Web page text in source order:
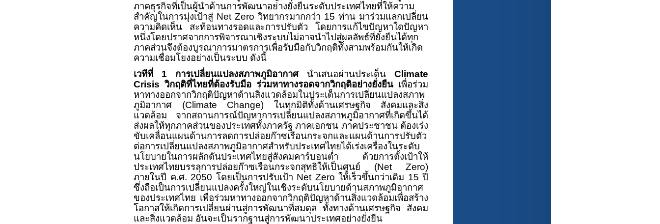
ภาคธุรกิจที่เป็นผู้นำด้านการพัฒนาอย่างยั่งยืนระดับประเทศไทยที่ให้ความ
สำคัญในการมุ่งเป้าสู่ Net Zero วิทยากรมากกว่า 15 ท่าน มาร่วมแลกเปลี่ยน
ความคิดเห็น สะท้อนทางรอดและการปรับตัว โดยการแก้ไขปัญหาใดปัญหา
หนึ่งโดยปราศจากการพิจารณาเชิงระบบไม่อาจนำไปสู่ผลลัพธ์ที่ยั่งยืนได้ทุก
ภาคส่วนจึงต้องบูรณาการมาตรการเพื่อรับมือกับวิกฤติทั้งสามพร้อมกันให้เกิด
ความเชื่อมโยงอย่างเป็นระบบ ดังนี้
เวทีที่ 1 การเปลี่ยนแปลงสภาพภูมิอากาศ นำเสนอผ่านประเด็น
Climate
Crisisวิกฤติที่ไทยที่ต้องรับมือ ร่วมหาทางรอดจากวิกฤติอย่างยั่งยืน เพื่อร่วม
หาทางออกจากวิกฤติปัญหาด้านสิ่งแวดล้อมในประเด็นการเปลี่ยนแปลงสภาพ
ภูมิอากาศ (Climate Change) ในทุกมิติทั้งด้านเศรษฐกิจ สังคมและสิ่ง
แวดล้อม จากสถานการณ์ปัญหาการเปลี่ยนแปลงสภาพภูมิอากาศที่เกิดขึ้นได้
ส่งผลให้ทุกภาคส่วนของประเทศทั้งภาครัฐ ภาคเอกชน ภาคประชาชน ต้องเร่ง
ขับเคลื่อนแผนด้านการลดการปล่อยก๊าซเรือนกระจกและแผนด้านการปรับตัว
ต่อการเปลี่ยนแปลงสภาพภูมิอากาศสำหรับประเทศไทยได้เร่งเครื่องในระดับ
นโยบายในการผลักดันประเทศไทยสู่สังคมคาร์บอนต่ำ ด้วยการตั้งเป้าให้
ประเทศไทยบรรลุการปล่อยก๊าซเรือนกระจกสุทธิให้เป็นศูนย์ (Net Zero)
ภายในปี ค.ศ. 2050 โดยเป็นการปรับเป้า Net Zero ให้เร็วขึ้นกว่าเดิม 15 ปี
ซึ่งถือเป็นการเปลี่ยนแปลงครั้งใหญ่ในเชิงระดับนโยบายด้านสภาพภูมิอากาศ
ของประเทศไทย เพื่อร่วมหาทางออกจากวิกฤติปัญหาด้านสิ่งแวดล้อมเพื่อสร้าง
โอกาสให้เกิดการเปลี่ยนผ่านสู่การพัฒนาที่สมดุล ทั้งทางด้านเศรษฐกิจ สังคม
และสิ่งแวดล้อม อันจะเป็นรากฐานสู่การพัฒนาประเทศอย่างยั่งยืน